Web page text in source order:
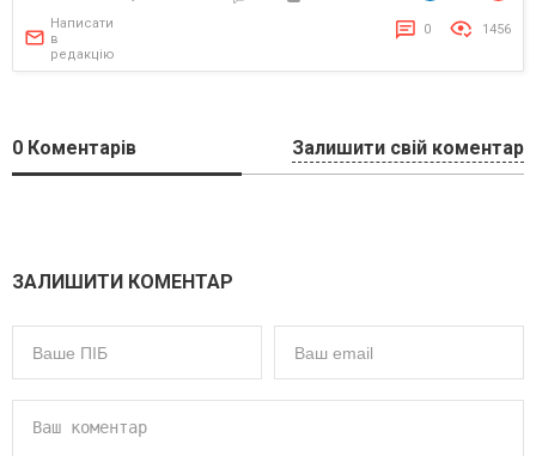
Написати
в
редакцію
0 1456
0 Коментарів Залишити свій коментар
ЗАЛИШИТИ КОМЕНТАР